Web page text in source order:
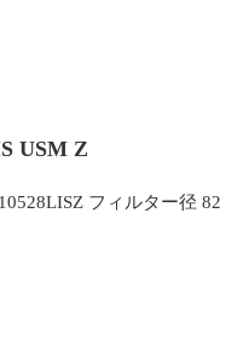
USM Z
フィルター径 82